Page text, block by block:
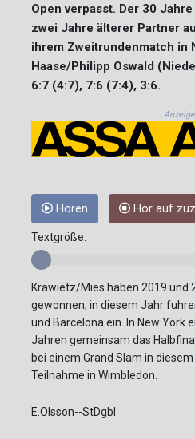
Open verpasst. Der 30
zwei Jahre älterer Partner
ihrem Zweitrundenmatch in
Haase/Philipp Oswald
6:7 (4:7), 7:6 (7:4), 3:6.
Anzeige
Hören Hör auf
Textgröße:
Krawietz/Mies haben 2019 und
gewonnen, in diesem Jahr
und Barcelona ein. In New York
Jahren gemeinsam das
bei einem Grand Slam in
Teilnahme in Wimbledon.
E.Olsson--StDgbl